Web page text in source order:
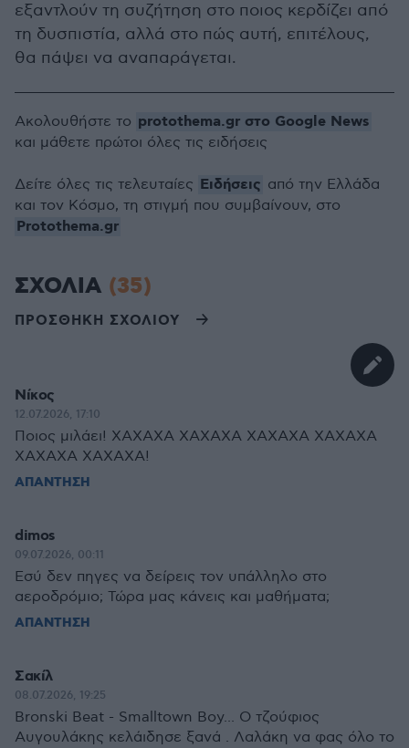
εξαντλούν τη συζήτηση στο ποιος κερδίζει από
τη δυσπιστία, αλλά στο πώς αυτή, επιτέλους,
θα πάψει να αναπαράγεται.
Ακολουθήστε το protothema.gr στο Google News
και μάθετε πρώτοι όλες τις ειδήσεις
Δείτε όλες τις τελευταίες Ειδήσεις από την Ελλάδα
και τον Κόσμο, τη στιγμή που συμβαίνουν, στο
Protothema.gr
ΣΧΟΛΙΑ (35)
ΠΡΟΣΘΗΚΗ ΣΧΟΛΙΟΥ
Νίκος
12.07.2026, 17:10
Ποιος μιλάει! ΧΑΧΑΧΑ ΧΑΧΑΧΑ ΧΑΧΑΧΑ ΧΑΧΑΧΑ
ΧΑΧΑΧΑ ΧΑΧΑΧΑ!
ΑΠΑΝΤΗΣΗ
dimos
09.07.2026, 00:11
Εσύ δεν πηγες να δείρεις τον υπάλληλο στο
αεροδρόμιο; Τώρα μας κάνεις και μαθήματα;
ΑΠΑΝΤΗΣΗ
Σακίλ
08.07.2026, 19:25
Bronski Beat - Smalltown Boy... Ο τζούφιος
Αυγουλάκης κελάιδησε ξανά . Λαλάκη να φας όλο το